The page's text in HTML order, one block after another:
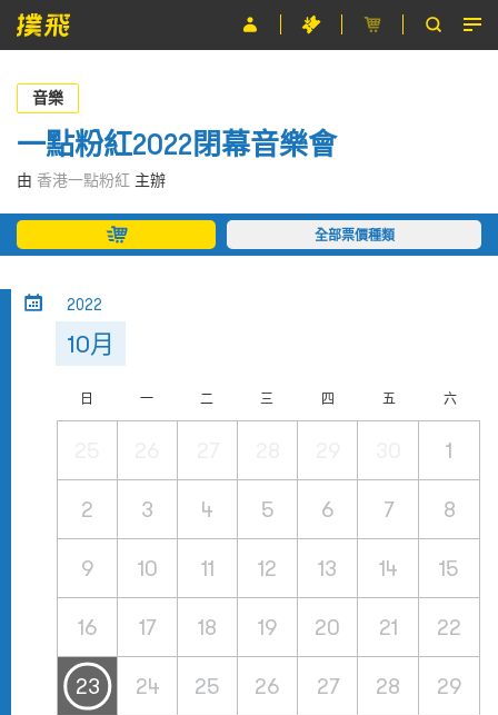
節目
主辦單位
關於撲飛
條款及細則
音樂
一點粉紅2022閉幕音樂會
由 香港一點粉紅 主辦
全部票價種類
2022
10月
日 一 二 三 四 五 六
1
2 3 4 5 6 7 8
9 10 11 12 13 14 15
16 17 18 19 20 21 22
23 24 25 26 27 28 29